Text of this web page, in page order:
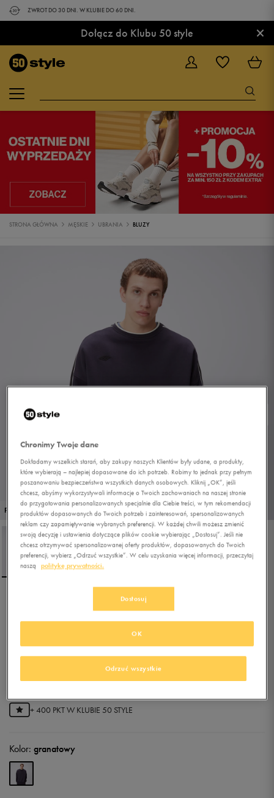
ZWROT DO 30 DNI. W KLUBIE DO 60 DNI.
Dołącz do Klubu 50 style ×
STRONA GŁÓWNA MĘSKIE UBRANIA BLUZY
PROMO: DO -30% 1/4
UMBRO BLUZA UMBRO
CREW NAVY
5.0(4)
84,99
67,99złz Vat
+ 400 PKT W KLUBIE 50 STYLE
Kolor: granatowy
Chronimy Twoje dane
Dokładamy wszelkich starań, aby zakupy naszych Klientów były udane, a produkty,
które wybierają – najlepiej dopasowane do ich potrzeb. Robimy to jednak przy pełnym
poszanowaniu bezpieczeństwa wszystkich danych osobowych. Kliknij „OK”, jeśli
chcesz, abyśmy wykorzystywali informacje o Twoich zachowaniach na naszej stronie
do przygotowania personalizowanych specjalnie dla Ciebie treści, w tym rekomendacji
produktów dopasowanych do Twoich potrzeb i zainteresowań, spersonalizowanych
reklam czy zapamiętywanie wybranych preferencji. W każdej chwili możesz zmienić
swoją decyzję i ustawienia dotyczące plików cookie wybierając „Dostosuj”. Jeśli nie
chcesz otrzymywać spersonalizowanej oferty produktów, dopasowanych do Twoich
preferencji, wybierz „Odrzuć wszystkie”. W celu uzyskania więcej informacji, przeczytaj
naszą
politykę prywatności.
Dostosuj
Odrzuć wszystkie
OK